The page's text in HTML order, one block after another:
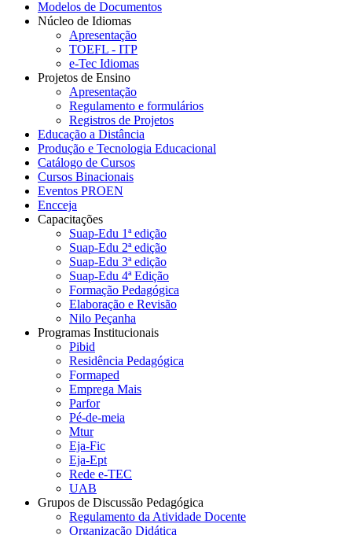
Modelos de Documentos
Núcleo de Idiomas
Apresentação
TOEFL - ITP
e-Tec Idiomas
Projetos de Ensino
Apresentação
Regulamento e formulários
Registros de Projetos
Educação a Distância
Produção e Tecnologia Educacional
Catálogo de Cursos
Cursos Binacionais
Eventos PROEN
Encceja
Capacitações
Suap-Edu 1ª edição
Suap-Edu 2ª edição
Suap-Edu 3ª edição
Suap-Edu 4ª Edição
Formação Pedagógica
Elaboração e Revisão
Nilo Peçanha
Programas Institucionais
Pibid
Residência Pedagógica
Formaped
Emprega Mais
Parfor
Pé-de-meia
Mtur
Eja-Fic
Eja-Ept
Rede e-TEC
UAB
Grupos de Discussão Pedagógica
Regulamento da Atividade Docente
Organização Didática